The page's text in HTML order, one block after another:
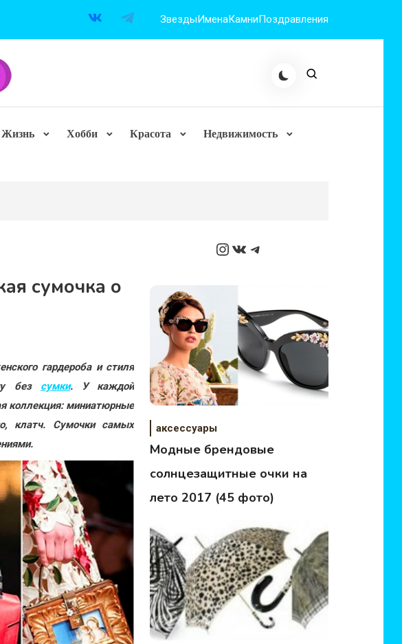
ЗвездыИменаКамниПоздравления
Жизнь Хобби Красота Недвижимость
сумочка о
гардероба и стиля
без сумки. У каждой
коллекция: миниатюрные
клатч. Сумочки самых
Instagram
ВКонтакте
Telegram
аксессуары
Модные брендовые
солнцезащитные очки на
лето 2017 (45 фото)